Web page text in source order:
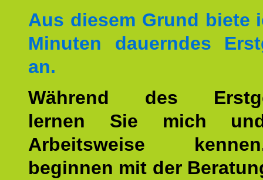
Aus diesem Grund biete
Minuten dauerndes
an.
Während des
lernen Sie mich
Arbeitsweise
beginnen mit der